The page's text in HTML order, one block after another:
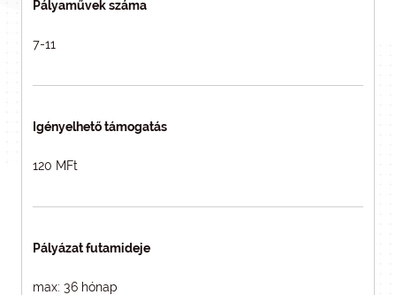
Pályaművek száma
7-11
Igényelhető támogatás
120 MFt
Pályázat futamideje
max: 36 hónap